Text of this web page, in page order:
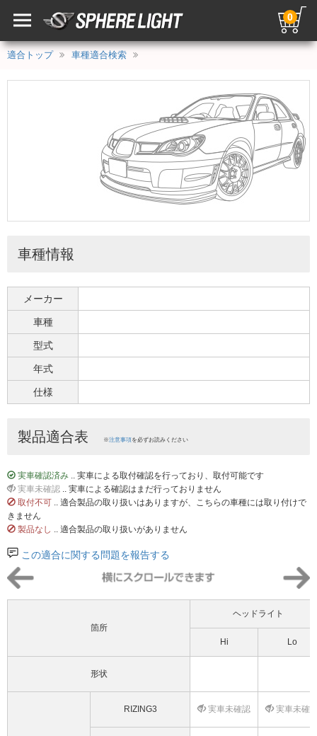
0
適合トップ 車種適合検索
車種情報
メーカー
車種
型式
年式
仕様
製品適合表 ※注意事項を必ずお読みください
実車確認済み .. 実車による取付確認を行っており、取付可能です
実車未確認 .. 実車による確認はまだ行っておりません
取付不可 .. 適合製品の取り扱いはありますが、こちらの車種には取り付けで
きません
製品なし .. 適合製品の取り扱いがありません
この適合に関する問題を報告する
箇所
ヘッドライト
Hi Lo
形状
RIZING3 実車未確認 実車未確